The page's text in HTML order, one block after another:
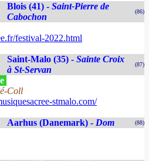
Blois (41) - Saint-Pierre de
Cabochon
(86)
festival-2022.html
Saint-Malo (35) - Sainte Croix
à St-Servan
(87)
Coll
stmalo.com/
Aarhus (Danemark) - Dom (88)